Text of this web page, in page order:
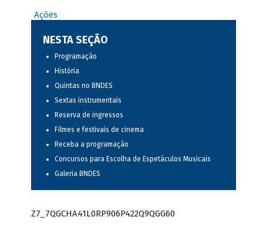
Ações
NESTA SEÇÃO
Programação
História
Quintas no BNDES
Sextas instrumentais
Reserva de ingressos
Filmes e festivais de cinema
Receba a programação
Concursos para Escolha de Espetáculos Musicais
Galeria BNDES
Z7_7QGCHA41L0RP906P422Q9QGG60